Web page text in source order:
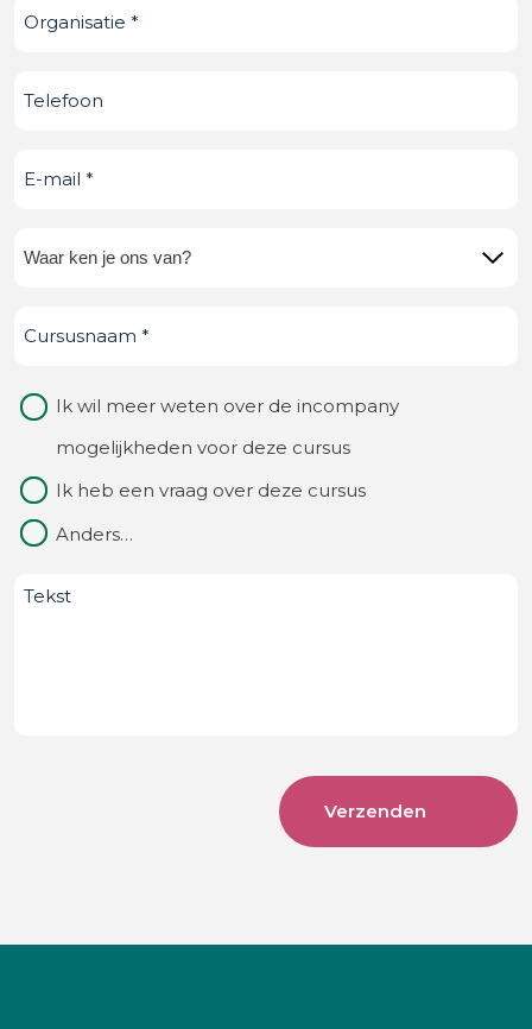
Organisatie(Vereist)
Telefoonnummer
E-
Waar
je
van?
(Vereist)
Cursusnaam (Vereist)
Waarom
contact
Ik wil meer weten over de incompany
mogelijkheden voor deze cursus
Ik heb een vraag over deze cursus
Anders…
Bericht